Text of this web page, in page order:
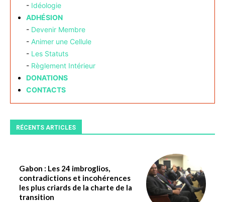
- Idéologie
ADHÉSION
- Devenir Membre
- Animer une Cellule
- Les Statuts
- Règlement Intérieur
DONATIONS
CONTACTS
RÉCENTS ARTICLES
Gabon : Les 24 imbroglios,
contradictions et incohérences
les plus criards de la charte de la
transition